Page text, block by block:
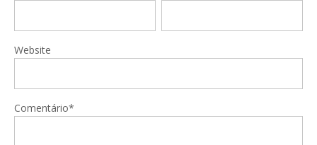
Website
Comentário*